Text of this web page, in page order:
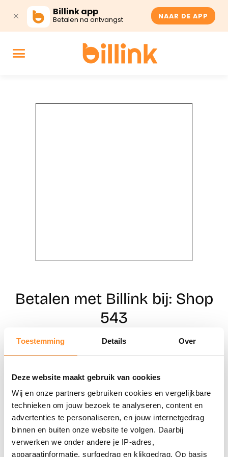
Toestemming Details Over
Deze website maakt gebruik van cookies
Wij en onze partners gebruiken cookies en vergelijkbare
technieken om jouw bezoek te analyseren, content en
advertenties te personaliseren, en jouw internetgedrag
binnen en buiten onze website te volgen. Daarbij
verwerken we onder andere je IP-adres,
apparaatinformatie, surfgedrag en klikgedrag. Op basis
Billink app
Betalen na ontvangst NAAR DE APP
Betalen met Billink bij: Shop
543
Naar winkels